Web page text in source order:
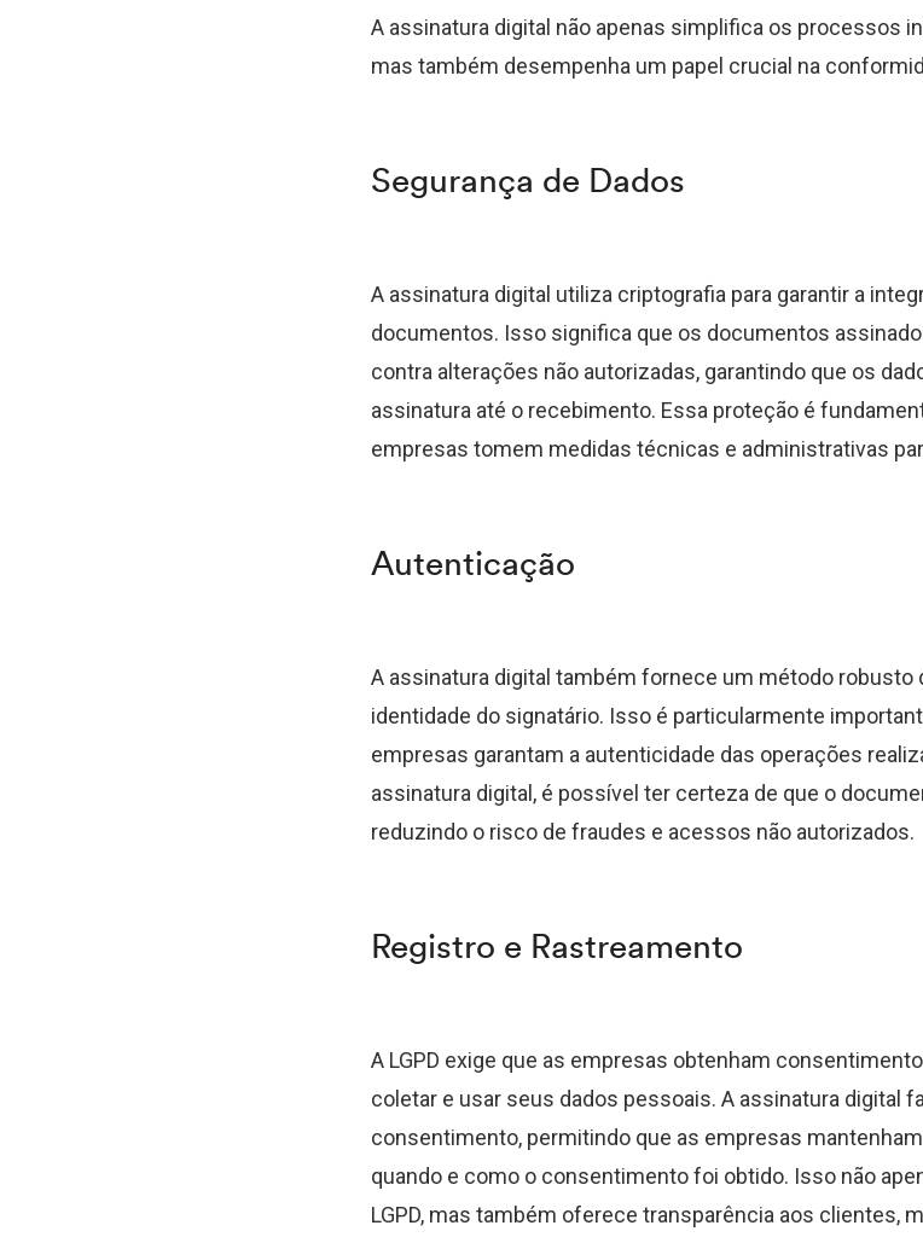
A assinatura digital não apenas simplifica os processos
mas também desempenha um papel crucial na
Segurança de Dados
A assinatura digital utiliza criptografia para garantir a
documentos. Isso significa que os documentos
contra alterações não autorizadas, garantindo que os
assinatura até o recebimento. Essa proteção é
empresas tomem medidas técnicas e administrativas
Autenticação
A assinatura digital também fornece um método robusto
identidade do signatário. Isso é particularmente
empresas garantam a autenticidade das operações
assinatura digital, é possível ter certeza de que o
reduzindo o risco de fraudes e acessos não autorizados.
Registro e Rastreamento
A LGPD exige que as empresas obtenham
coletar e usar seus dados pessoais. A assinatura digital
consentimento, permitindo que as empresas
quando e como o consentimento foi obtido. Isso não
LGPD, mas também oferece transparência aos clientes,